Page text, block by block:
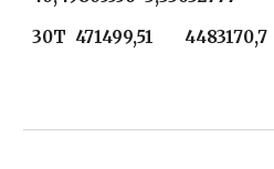
30T  471499,51       4483170,7